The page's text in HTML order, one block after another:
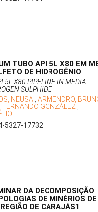
TUBO API 5L X80 EM
DE HIDROGÊNIO
5L X80 PIPELINE IN MEDIA
SULPHIDE
NEUSA ; ARMENDRO,
FERNANDO GONZÁLEZ ;
5327-17732
DA DECOMPOSIÇÃO
DE MINÉRIOS DE
DE CARAJÁS1